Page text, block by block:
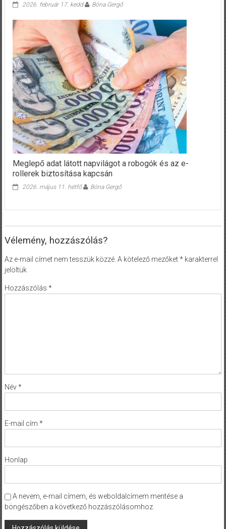
2026. február 17. kedd Bóna Gergő
Meglepő adat látott napvilágot a robogók és az e-
rollerek biztosítása kapcsán
2026. május 11. hétfő Bóna Gergő
Vélemény, hozzászólás?
Az e-mail címet nem tesszük közzé. A kötelező mezőket*karakterrel
jelöltük
Hozzászólás *
Név*
E-mail cím *
Honlap
A nevem, e-mail címem, és weboldalcímem mentése a
böngészőben a következő hozzászólásomhoz.